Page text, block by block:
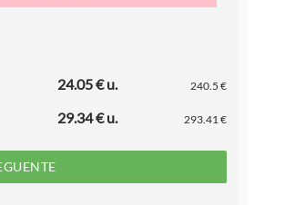
24.05 € u. 240.5 €
29.34 € u. 293.41 €